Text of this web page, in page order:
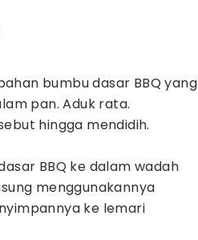
bumbu dasar BBQ yang
pan. Aduk rata.
hingga mendidih.
BBQ ke dalam wadah
menggunakannya
ke lemari